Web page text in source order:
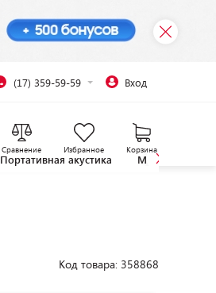
(17) 359-59-59 Вход
Сравнение Избранное Корзина
Портативная акустика
Код товара: 358868